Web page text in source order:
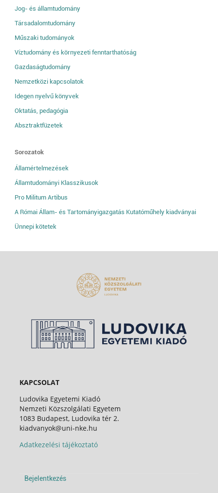
Jog- és államtudomány
Társadalomtudomány
Műszaki tudományok
Víztudomány és környezeti fenntarthatóság
Gazdaságtudomány
Nemzetközi kapcsolatok
Idegen nyelvű könyvek
Oktatás, pedagógia
Absztraktfüzetek
Sorozatok
Államértelmezések
Államtudományi Klasszikusok
Pro Militum Artibus
A Római Állam- és Tartományigazgatás Kutatóműhely kiadványai
Ünnepi kötetek
KAPCSOLAT
Ludovika Egyetemi Kiadó
Nemzeti Közszolgálati Egyetem
1083 Budapest, Ludovika tér 2.
kiadvanyok@uni-nke.hu
Adatkezelési tájékoztató
Bejelentkezés